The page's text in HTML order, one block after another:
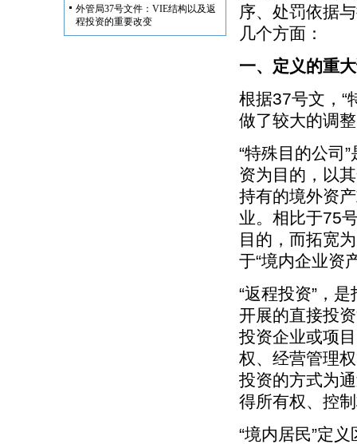
外管局37号文件：VIE结构以及返
程投资的重要改变
序、处罚依据
几个方面：
一、定义的重
根据37号文，“
做了较大的调
“特殊目的公司
资为目的，以
持有的境外资
业。相比于75
目的，而拓宽
于“境内企业资
“返程投资”，
开展的直接投
投资企业或项
权、经营管理
投资的方式为
得所有权、控
“境内居民”定